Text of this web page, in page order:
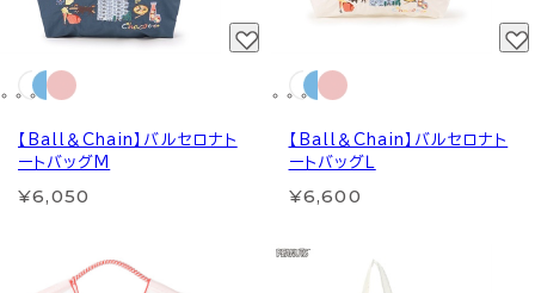
【Ball＆Chain】バルセロナト
ートバッグM
¥6,050
【Ball＆Chain】バルセロナト
ートバッグＬ
¥6,600